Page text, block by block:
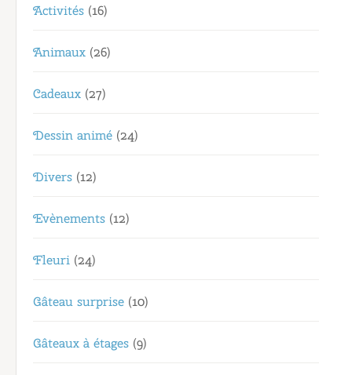
Activités (16)
Animaux (26)
Cadeaux (27)
Dessin animé (24)
Divers (12)
Evènements (12)
Fleuri (24)
Gâteau surprise (10)
Gâteaux à étages (9)